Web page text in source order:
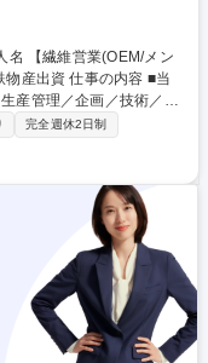
の内容 ■当
産管理／企画／技術／事
をお任せします。ご経験
【特徴】・既
共同で「このブランドの
ブな営業が可能です。・
り合っています。中途入
、前職での経験を活かし
募集職種 【繊
三井物産及び日鉄物産出資
完全週休2日制